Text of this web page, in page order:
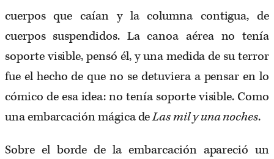
cuerpos que caían y la columna contigua, de
cuerpos suspendidos. La canoa aérea no tenía
soporte visible, pensó él, y una medida de su terror
fue el hecho de que no se detuviera a pensar en lo
cómico de esa idea: no tenía soporte visible. Como
una embarcación mágica deLas mil y una noches.
Sobre el borde de la embarcación apareció un